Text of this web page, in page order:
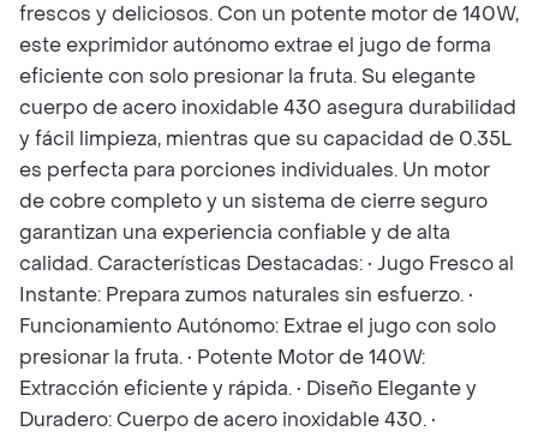
frescos y deliciosos. Con un potente motor de 140W,
este exprimidor autónomo extrae el jugo de forma
eficiente con solo presionar la fruta. Su elegante
cuerpo de acero inoxidable 430 asegura durabilidad
y fácil limpieza, mientras que su capacidad de 0.35L
es perfecta para porciones individuales. Un motor
de cobre completo y un sistema de cierre seguro
garantizan una experiencia confiable y de alta
calidad. Características Destacadas: • Jugo Fresco al
Instante: Prepara zumos naturales sin esfuerzo. •
Funcionamiento Autónomo: Extrae el jugo con solo
presionar la fruta. • Potente Motor de 140W:
Extracción eficiente y rápida. • Diseño Elegante y
Duradero: Cuerpo de acero inoxidable 430. •